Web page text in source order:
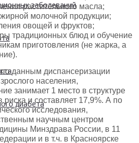
заболеваний
диабета
растительного масла;
молочной продукции;
овощей и фруктов;
традиционных блюд и обучение
приготовления (не жарка, а
данным диспансеризации
населения,
занимает 1 место в структуре
и составляет 17,9%. А по
исследования,
научным центром
Минздрава России, в 11
и в т.ч. в Красноярске